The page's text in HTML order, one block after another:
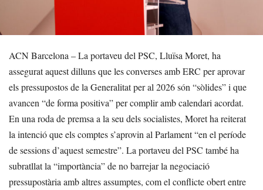
ACN Barcelona – La portaveu del PSC, Lluïsa Moret, ha
assegurat aquest dilluns que les converses amb ERC per aprovar
els pressupostos de la Generalitat per al 2026 són “sòlides” i que
avancen “de forma positiva” per complir amb calendari acordat.
En una roda de premsa a la seu dels socialistes, Moret ha reiterat
la intenció que els comptes s’aprovin al Parlament “en el període
de sessions d’aquest semestre”. La portaveu del PSC també ha
subratllat la “importància” de no barrejar la negociació
pressupostària amb altres assumptes, com el conflicte obert entre